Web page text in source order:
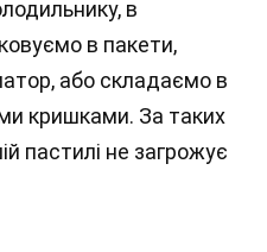
в
в пакети,
або складаємо в
кришками. За таких
пастилі не загрожує